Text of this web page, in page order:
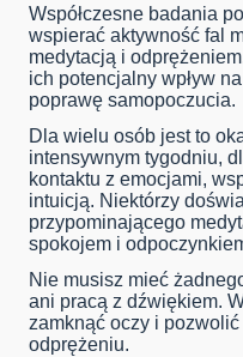
Współczesne badania
wspierać aktywność fal
medytacją i
ich potencjalny wpływ
poprawę samopoczucia.
Dla wielu osób jest to
intensywnym tygodniu,
kontaktu z emocjami,
intuicją. Niektórzy
przypominającego
spokojem i
Nie musisz mieć
ani pracą z dźwiękiem.
zamknąć oczy i
odprężeniu.